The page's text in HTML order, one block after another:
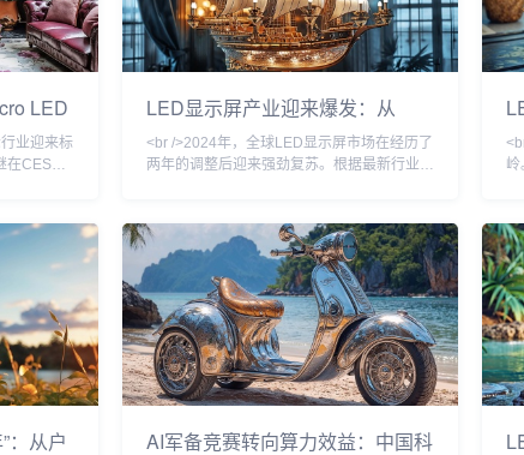
LED
业迎来标
在CES上
关键的
题已从
LED
。与此同
布，
LED显示屏产业迎来爆发：从
Micro LED到虚拟制作，技术革命
重塑千亿市场
<br />2024年，全球LED显示屏市场在经历了
两年的调整后迎来强劲复苏。根据最新行业报
赁、商业显示、虚拟制作等多元场景的需求共
振。在中国，深圳、惠州等地的LED显示屏企
业订单排产已至2025年二季度，产业链上下
游景气度显著回升。值得注意的是，小间距
LED（P2.5以下）产品占比首次超过50%，
成为市场绝对主力，
元
岭
三
像
破
德
移
：从户
AI军备竞赛转向算力效益：中国科